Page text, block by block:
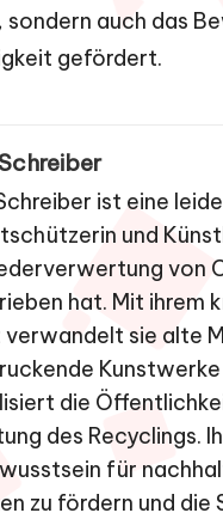
sondern auch das
gefördert.
ist eine
und
von
hat. Mit ihrem
verwandelt sie alte
Kunstwerke
die
des Recyclings.
für
zu fördern und die